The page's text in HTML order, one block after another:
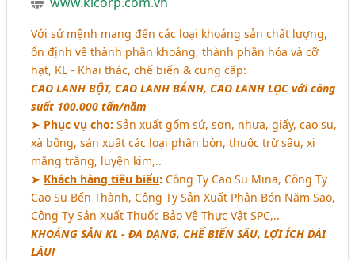
Với sứ mệnh mang đến các loại khoáng sản chất lượng,
ổn định về thành phần khoáng, thành phần hóa và cỡ
hạt, KL - Khai thác, chế biến & cung cấp:
CAO LANH BỘT, CAO LANH BÁNH, CAO LANH LỌC với công
suất 100.000 tấn/năm
➤ Phục vụ cho: Sản xuất gốm sứ, sơn, nhựa, giấy, cao su,
xà bông, sản xuất các loại phân bón, thuốc trừ sâu, xi
măng trắng, luyện kim,..
➤ Khách hàng tiêu biểu: Công Ty Cao Su Mina, Công Ty
Cao Su Bến Thành, Công Ty Sản Xuất Phân Bón Năm Sao,
Công Ty Sản Xuất Thuốc Bảo Vệ Thực Vật SPC,..
KHOÁNG SẢN KL - ĐA DẠNG, CHẾ BIẾN SÂU, LỢI ÍCH DÀI
LÂU!